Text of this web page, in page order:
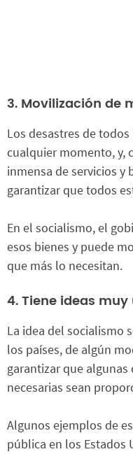
3. Movilización de
Los desastres de
cualquier momento, y,
inmensa de servicios y
garantizar que todos
En el socialismo, el
esos bienes y puede
que más lo necesitan.
4. Tiene ideas
La idea del socialismo
los países, de algún
garantizar que algunas
necesarias sean
Algunos ejemplos de
pública en los Estados